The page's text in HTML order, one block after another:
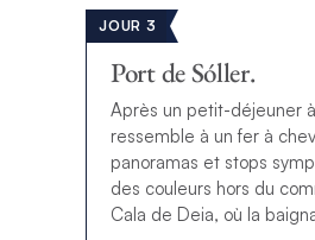
JOUR 3
Port de Sóller.
Après un petit-déjeuner
ressemble à un fer à
panoramas et stops
des couleurs hors du
Cala de Deia, où la